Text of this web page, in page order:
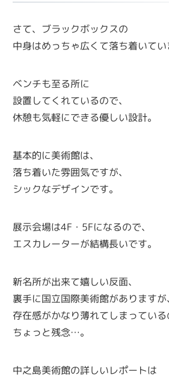
さて、ブラックボックスの
中身はめっちゃ広くて落ち着いてい
ベンチも至る所に
設置してくれているので、
休憩も気軽にできる優しい設計。
基本的に美術館は、
落ち着いた雰囲気ですが、
シックなデザインです。
展示会場は4F・5Fになるので、
エスカレーターが結構長いです。
新名所が出来て嬉しい反面、
裏手に国立国際美術館がありますが
存在感がかなり薄れてしまっている
ちょっと残念…。
中之島美術館の詳しいレポートは